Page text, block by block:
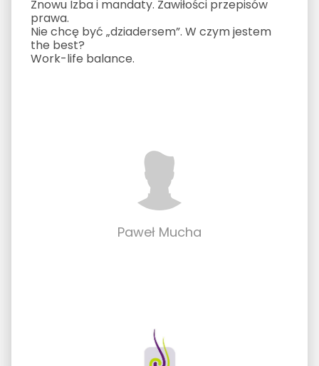
Znowu Izba i mandaty. Zawiłości przepisów
prawa.
Nie chcę być „dziadersem”. W czym jestem
the best?
Work-life balance.
Paweł Mucha